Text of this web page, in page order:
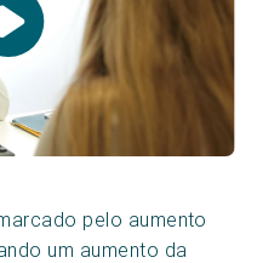
pelo aumento
um aumento da